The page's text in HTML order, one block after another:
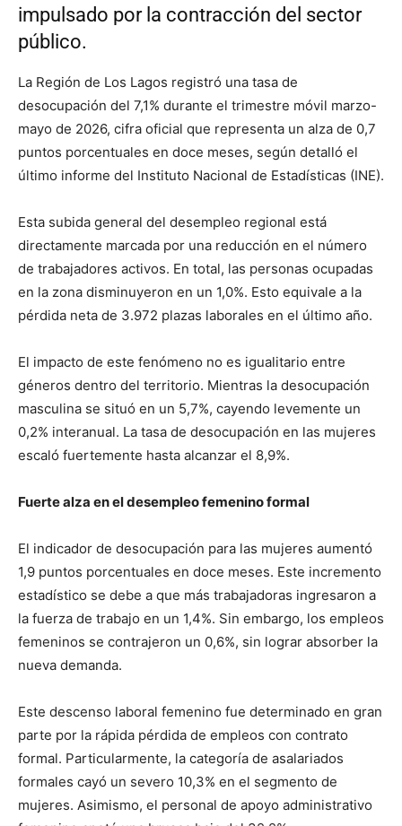
impulsado por la contracción del sector
público.
La Región de Los Lagos registró una tasa de
desocupación del 7,1% durante el trimestre móvil marzo-
mayo de 2026, cifra oficial que representa un alza de 0,7
puntos porcentuales en doce meses, según detalló el
último informe del Instituto Nacional de Estadísticas (INE).
Esta subida general del desempleo regional está
directamente marcada por una reducción en el número
de trabajadores activos. En total, las personas ocupadas
en la zona disminuyeron en un 1,0%. Esto equivale a la
pérdida neta de 3.972 plazas laborales en el último año.
El impacto de este fenómeno no es igualitario entre
géneros dentro del territorio. Mientras la desocupación
masculina se situó en un 5,7%, cayendo levemente un
0,2% interanual. La tasa de desocupación en las mujeres
escaló fuertemente hasta alcanzar el 8,9%.
Fuerte alza en el desempleo femenino formal
El indicador de desocupación para las mujeres aumentó
1,9 puntos porcentuales en doce meses. Este incremento
estadístico se debe a que más trabajadoras ingresaron a
la fuerza de trabajo en un 1,4%. Sin embargo, los empleos
femeninos se contrajeron un 0,6%, sin lograr absorber la
nueva demanda.
Este descenso laboral femenino fue determinado en gran
parte por la rápida pérdida de empleos con contrato
formal. Particularmente, la categoría de asalariados
formales cayó un severo 10,3% en el segmento de
mujeres. Asimismo, el personal de apoyo administrativo